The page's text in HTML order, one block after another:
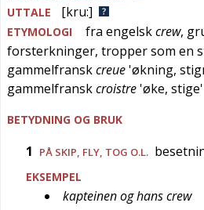
UTTALE
[kru:]
ETYMOLOGI fra engelskcrew,
forsterkninger, tropper som en
gammelfranskcreue 'økning,
gammelfranskcroistre 'øke, stige'
BETYDNING OG BRUK
1 PÅ SKIP, FLY, TOG O.L.
EKSEMPEL
kapteinen og hans crew